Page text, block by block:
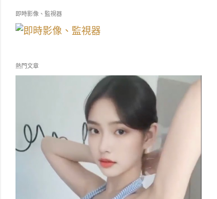
即時影像、監視器
熱門文章